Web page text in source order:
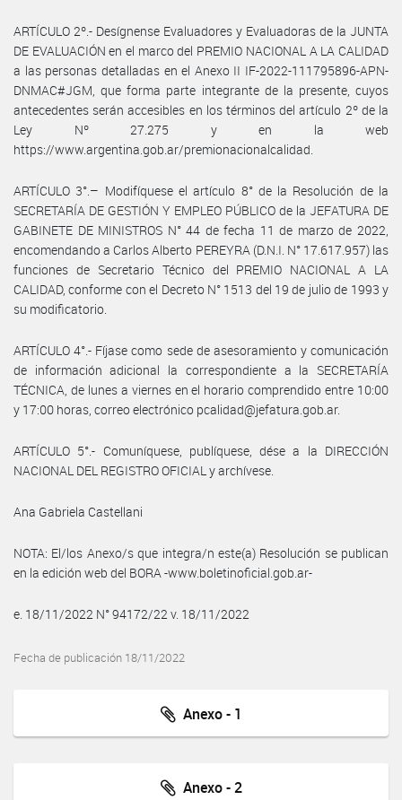
ARTÍCULO 2º.- Desígnense Evaluadores y Evaluadoras de la JUNTA
DE EVALUACIÓN en el marco del PREMIO NACIONAL A LA CALIDAD
a las personas detalladas en el Anexo II IF-2022-111795896-APN-
DNMAC#JGM, que forma parte integrante de la presente, cuyos
antecedentes serán accesibles en los términos del artículo 2º de la
Ley Nº 27.275 y en la web
https://www.argentina.gob.ar/premionacionalcalidad.
ARTÍCULO 3°.– Modifíquese el artículo 8° de la Resolución de la
SECRETARÍA DE GESTIÓN Y EMPLEO PÚBLICO de la JEFATURA DE
GABINETE DE MINISTROS N° 44 de fecha 11 de marzo de 2022,
encomendando a Carlos Alberto PEREYRA (D.N.I. N° 17.617.957) las
funciones de Secretario Técnico del PREMIO NACIONAL A LA
CALIDAD, conforme con el Decreto N° 1513 del 19 de julio de 1993 y
su modificatorio.
ARTÍCULO 4°.- Fíjase como sede de asesoramiento y comunicación
de información adicional la correspondiente a la SECRETARÍA
TÉCNICA, de lunes a viernes en el horario comprendido entre 10:00
y 17:00 horas, correo electrónico pcalidad@jefatura.gob.ar.
ARTÍCULO 5°.- Comuníquese, publíquese, dése a la DIRECCIÓN
NACIONAL DEL REGISTRO OFICIAL y archívese.
Ana Gabriela Castellani
NOTA: El/los Anexo/s que integra/n este(a) Resolución se publican
en la edición web del BORA -www.boletinoficial.gob.ar-
e. 18/11/2022 N° 94172/22 v. 18/11/2022
Fecha de publicación 18/11/2022
Anexo - 1
Anexo - 2